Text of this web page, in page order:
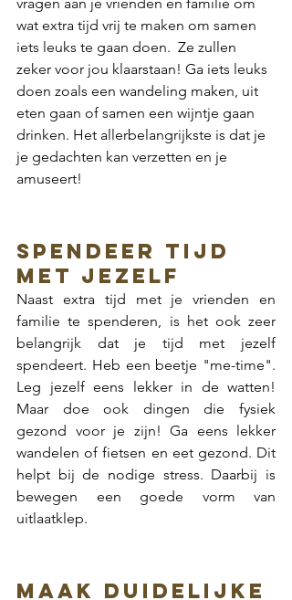
wat extra tijd vrij te maken om samen
iets leuks te gaan doen.  Ze zullen
zeker voor jou klaarstaan! Ga iets leuks
doen zoals een wandeling maken, uit
eten gaan of samen een wijntje gaan
drinken. Het allerbelangrijkste is dat je
je gedachten kan verzetten en je
amuseert!
Spendeer tijd
met jezelf
Naast extra tijd met je vrienden en
familie te spenderen, is het ook zeer
belangrijk dat je tijd met jezelf
spendeert. Heb een beetje "me-time".
Leg jezelf eens lekker in de watten!
Maar doe ook dingen die fysiek
gezond voor je zijn! Ga eens lekker
wandelen of fietsen en eet gezond. Dit
helpt bij de nodige stress. Daarbij is
bewegen een goede vorm van
uitlaatklep.
Maak duidelijke